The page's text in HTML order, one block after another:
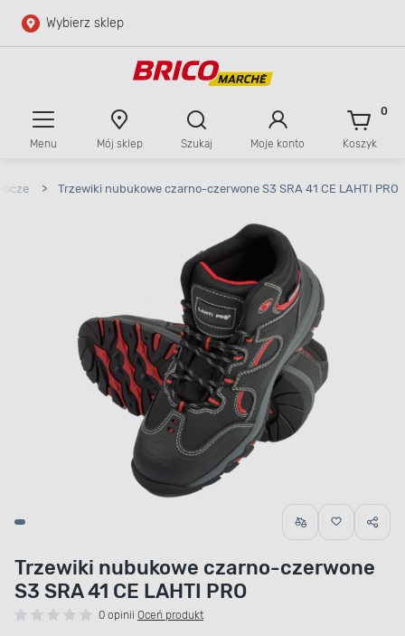
Przejdź do głównej zawartości
Wybierz sklep
Menu Mój sklep Szukaj Moje konto Koszyk
0
> Trzewiki nubukowe czarno-czerwone S3 SRA 41 CE LAHTI PRO
Trzewiki nubukowe czarno-czerwone
S3 SRA 41 CE LAHTI PRO
0 opinii Oceń produkt